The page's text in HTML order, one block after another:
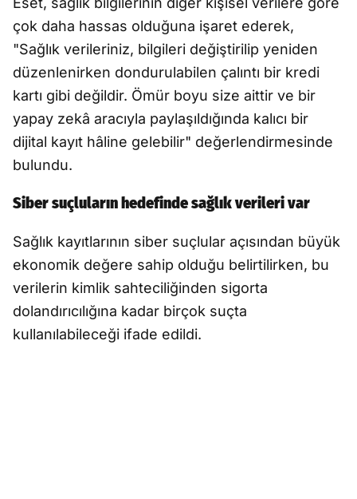
çok daha hassas olduğuna işaret ederek,
"Sağlık verileriniz, bilgileri değiştirilip yeniden
düzenlenirken dondurulabilen çalıntı bir kredi
kartı gibi değildir. Ömür boyu size aittir ve bir
yapay zekâ aracıyla paylaşıldığında kalıcı bir
dijital kayıt hâline gelebilir" değerlendirmesinde
bulundu.
Siber suçluların hedefinde sağlık verileri var
Sağlık kayıtlarının siber suçlular açısından büyük
ekonomik değere sahip olduğu belirtilirken, bu
verilerin kimlik sahteciliğinden sigorta
dolandırıcılığına kadar birçok suçta
kullanılabileceği ifade edildi.